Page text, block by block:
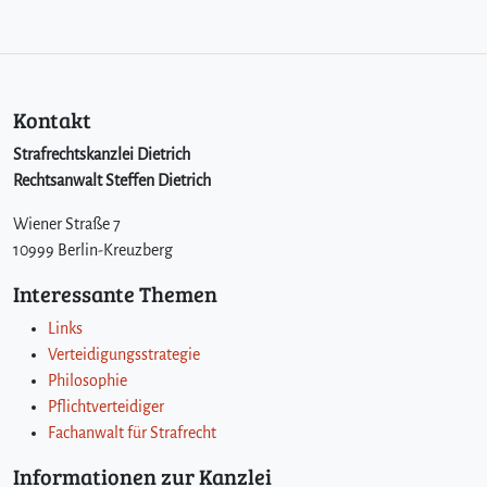
Kontakt
Strafrechtskanzlei Dietrich
Rechtsanwalt Steffen Dietrich
Wiener Straße 7
10999 Berlin-Kreuzberg
Interessante Themen
Links
Verteidigungsstrategie
Philosophie
Pflichtverteidiger
Fachanwalt für Strafrecht
Informationen zur Kanzlei